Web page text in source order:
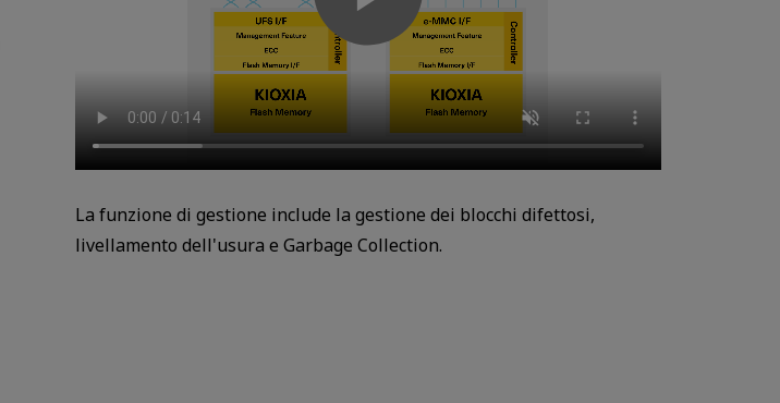
La funzione di gestione include la gestione dei blocchi difettosi,
livellamento dell'usura e Garbage Collection.